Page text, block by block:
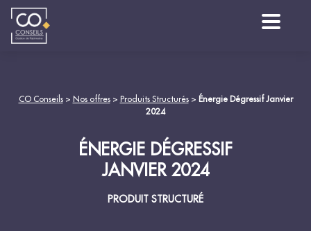
CO Conseils> Nos offres> Produits Structurés> Énergie Dégressif Janvier
2024
ÉNERGIE DÉGRESSIF
JANVIER 2024
PRODUIT STRUCTURÉ